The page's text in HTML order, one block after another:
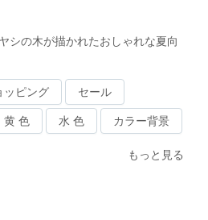
ヤシの木が描かれたおしゃれな夏向
ッピング セール
黄 色 水 色 カラー背景
もっと見る